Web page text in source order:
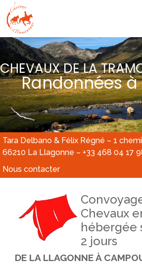
CHEVAUX DE LA
Randonnées
Tara Delbano & Félix Régné – 1
66210 La Llagonne – +33 468 04 17
Nous contacter
Chevaux
hébergée
2 jours
DE LA LLAGONNE À